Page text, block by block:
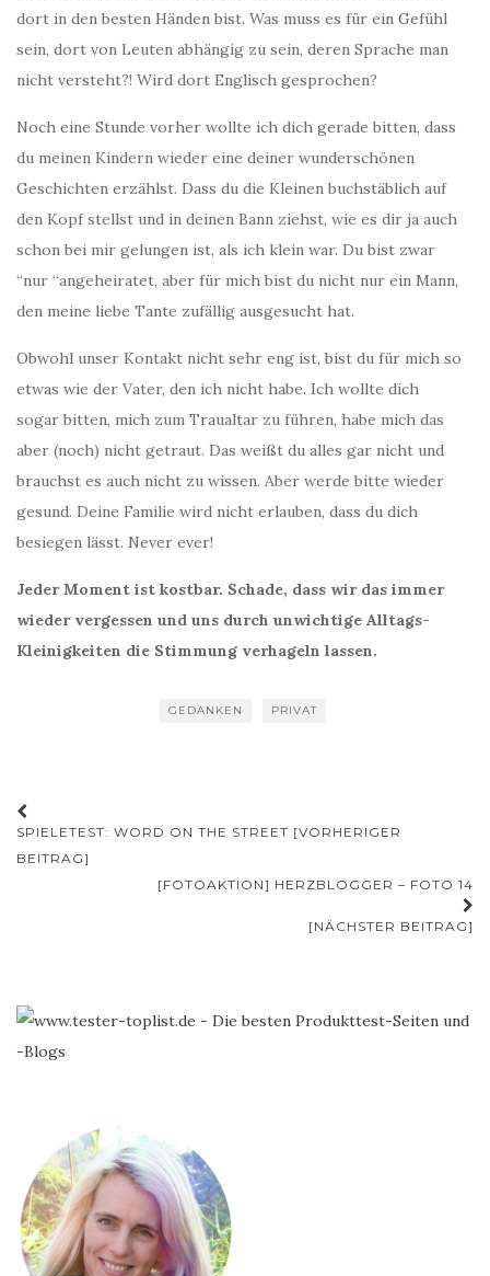
dort in den besten Händen bist. Was muss es für ein Gefühl
sein, dort von Leuten abhängig zu sein, deren Sprache man
nicht versteht?! Wird dort Englisch gesprochen?
Noch eine Stunde vorher wollte ich dich gerade bitten, dass
du meinen Kindern wieder eine deiner wunderschönen
Geschichten erzählst. Dass du die Kleinen buchstäblich auf
den Kopf stellst und in deinen Bann ziehst, wie es dir ja auch
schon bei mir gelungen ist, als ich klein war. Du bist zwar
“nur “angeheiratet, aber für mich bist du nicht nur ein Mann,
den meine liebe Tante zufällig ausgesucht hat.
Obwohl unser Kontakt nicht sehr eng ist, bist du für mich so
etwas wie der Vater, den ich nicht habe. Ich wollte dich
sogar bitten, mich zum Traualtar zu führen, habe mich das
aber (noch) nicht getraut. Das weißt du alles gar nicht und
brauchst es auch nicht zu wissen. Aber werde bitte wieder
gesund. Deine Familie wird nicht erlauben, dass du dich
besiegen lässt. Never ever!
Jeder Moment ist kostbar. Schade, dass wir das immer
wieder vergessen und uns durch unwichtige Alltags-
Kleinigkeiten die Stimmung verhageln lassen.
GEDANKEN PRIVAT
Beitrags-
Navigation
SPIELETEST: WORD ON THE STREET [VORHERIGER
BEITRAG]
[FOTOAKTION] HERZBLOGGER – FOTO 14
[NÄCHSTER BEITRAG]